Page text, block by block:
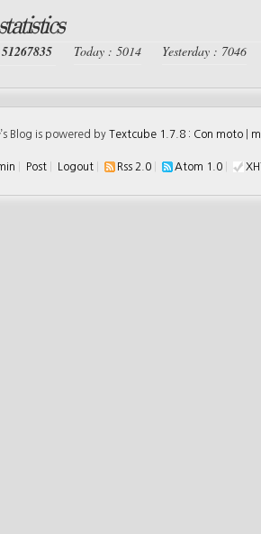
Today : 5014 Yesterday : 7046
’s Blog is powered by Textcube 1.7.8 : Con moto
Post Logout Rss 2.0 Atom 1.0